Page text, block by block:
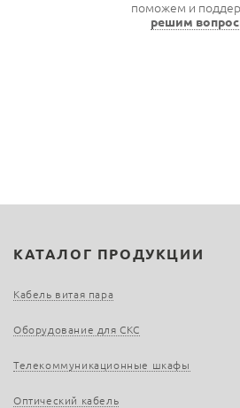
поможем и
решим
КАТАЛОГ ПРОДУКЦИИ
Кабель витая пара
Оборудование для СКС
Телекоммуникационные шкафы
Оптический кабель